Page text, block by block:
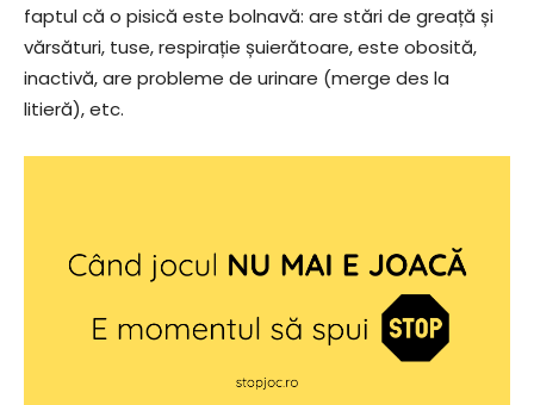
faptul că o pisică este bolnavă: are stări de greață și
vărsături, tuse, respirație șuierătoare, este obosită,
inactivă, are probleme de urinare (merge des la
litieră), etc.